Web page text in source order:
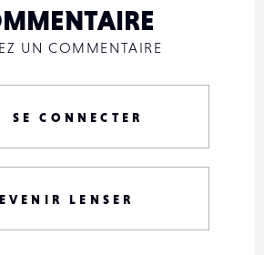
UN COMMENTAIRE
SE CONNECTER
LENSER